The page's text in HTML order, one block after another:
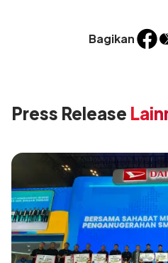
Bagikan
Press Release